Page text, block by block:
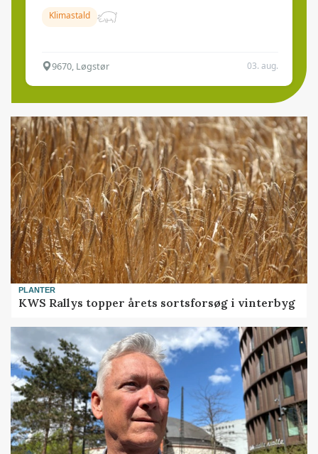
Klimastald
9670, Løgstør 03. aug.
PLANTER
KWS Rallys topper årets sortsforsøg i vinterbyg